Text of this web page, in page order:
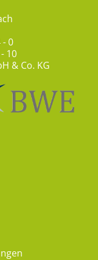
- 0
10
& Co. KG